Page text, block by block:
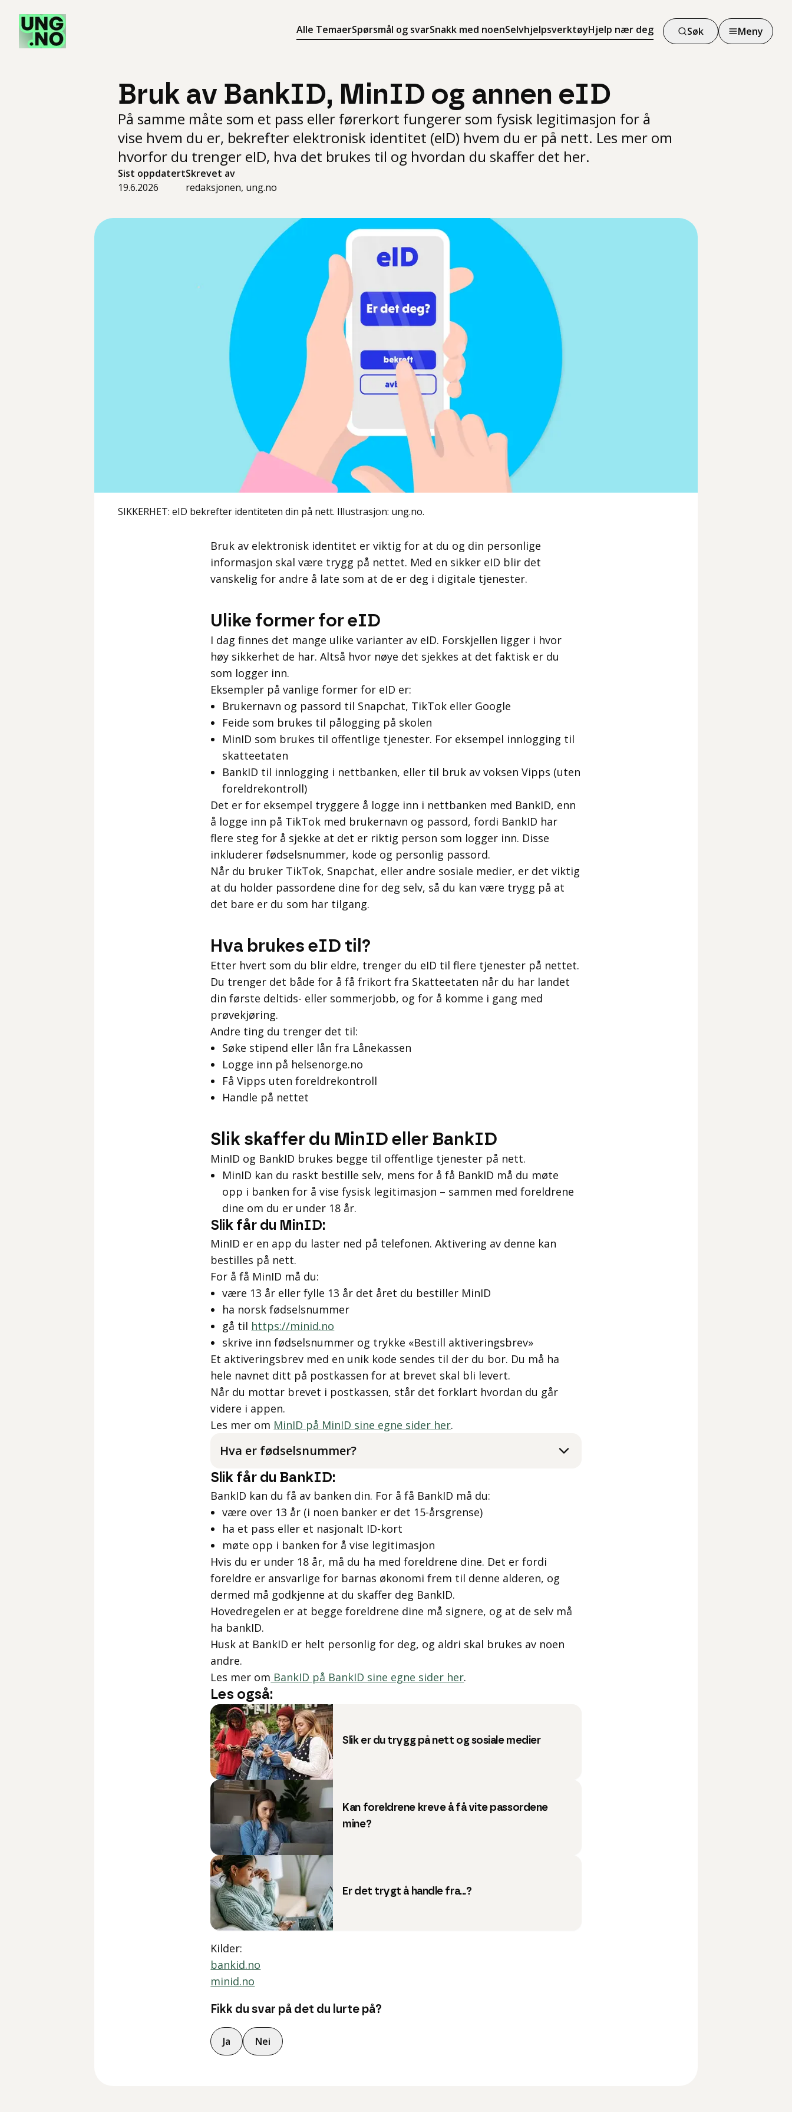
Alle TemaerSpørsmål og svarSnakk med noenSelvhjelpsverktøyHjelp nær deg
Søk
Søk
Meny
Meny
Bruk av BankID, MinID og annen eID
På samme måte som et pass eller førerkort fungerer som fysisk legitimasjon for å
vise hvem du er, bekrefter elektronisk identitet (eID) hvem du er på nett. Les mer om
hvorfor du trenger eID, hva det brukes til og hvordan du skaffer det her.
Sist oppdatert
19.6.2026
Skrevet av
redaksjonen, ung.no
SIKKERHET: eID bekrefter identiteten din på nett. Illustrasjon: ung.no.
Bruk av elektronisk identitet er viktig for at du og din personlige
informasjon skal være trygg på nettet. Med en sikker eID blir det
vanskelig for andre å late som at de er deg i digitale tjenester.
Ulike former for eID
I dag finnes det mange ulike varianter av eID. Forskjellen ligger i hvor
høy sikkerhet de har. Altså hvor nøye det sjekkes at det faktisk er du
som logger inn.
Eksempler på vanlige former for eID er:
Brukernavn og passord til Snapchat, TikTok eller Google
Feide som brukes til pålogging på skolen
MinID som brukes til offentlige tjenester. For eksempel innlogging til
skatteetaten
BankID til innlogging i nettbanken, eller til bruk av voksen Vipps (uten
foreldrekontroll)
Det er for eksempel tryggere å logge inn i nettbanken med BankID, enn
å logge inn på TikTok med brukernavn og passord, fordi BankID har
flere steg for å sjekke at det er riktig person som logger inn. Disse
inkluderer fødselsnummer, kode og personlig passord.
Når du bruker TikTok, Snapchat, eller andre sosiale medier, er det viktig
at du holder passordene dine for deg selv, så du kan være trygg på at
det bare er du som har tilgang.
Hva brukes eID til?
Etter hvert som du blir eldre, trenger du eID til flere tjenester på nettet.
Du trenger det både for å få frikort fra Skatteetaten når du har landet
din første deltids- eller sommerjobb, og for å komme i gang med
prøvekjøring.
Andre ting du trenger det til:
Søke stipend eller lån fra Lånekassen
Logge inn på helsenorge.no
Få Vipps uten foreldrekontroll
Handle på nettet
Slik skaffer du MinID eller BankID
MinID og BankID brukes begge til offentlige tjenester på nett.
MinID kan du raskt bestille selv, mens for å få BankID må du møte
opp i banken for å vise fysisk legitimasjon ­– ­sammen med foreldrene
dine om du er under 18 år.
Slik får du MinID:
MinID er en app du laster ned på telefonen. Aktivering av denne kan
bestilles på nett.
For å få MinID må du:
være 13 år eller fylle 13 år det året du bestiller MinID
ha norsk fødselsnummer
gå til https://minid.no
skrive inn fødselsnummer og trykke «Bestill aktiveringsbrev»
Et aktiveringsbrev med en unik kode sendes til der du bor. Du må ha
hele navnet ditt på postkassen for at brevet skal bli levert.
Når du mottar brevet i postkassen, står det forklart hvordan du går
videre i appen.
Les mer om MinID på MinID sine egne sider her.
Hva er fødselsnummer?
Slik får du BankID:
BankID kan du få av banken din. For å få BankID må du:
være over 13 år (i noen banker er det 15-årsgrense)
ha et pass eller et nasjonalt ID-kort
møte opp i banken for å vise legitimasjon
Hvis du er under 18 år, må du ha med foreldrene dine. Det er fordi
foreldre er ansvarlige for barnas økonomi frem til denne alderen, og
dermed må godkjenne at du skaffer deg BankID.
Hovedregelen er at begge foreldrene dine må signere, og at de selv må
ha bankID.
Husk at BankID er helt personlig for deg, og aldri skal brukes av noen
andre.
Les mer om BankID på BankID sine egne sider her.
Les også:
Slik er du trygg på nett og sosiale medier
Kan foreldrene kreve å få vite passordene
mine?
Er det trygt å handle fra...?
Kilder:
bankid.no
minid.no
Fikk du svar på det du lurte på?
Ja Nei